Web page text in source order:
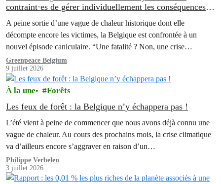
contraint·es de gérer individuellement les conséquences
A peine sortie d’une vague de chaleur historique dont elle
décompte encore les victimes, la Belgique est confrontée à un
nouvel épisode caniculaire. “Une fatalité ? Non, une crise
annoncée…
Greenpeace Belgium
9 juillet 2026
À la une Forêts
Les feux de forêt : la Belgique n’y échappera pas !
L’été vient à peine de commencer que nous avons déjà connu une
vague de chaleur. Au cours des prochains mois, la crise climatique
va d’ailleurs encore s’aggraver en raison d’un…
Philippe Verbelen
3 juillet 2026